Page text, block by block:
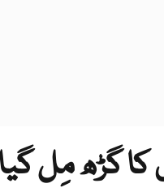
گڑھ مِل